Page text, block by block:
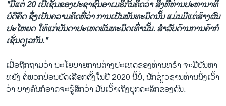
"ມີ​ແຕ່ 20 ເປີ​ເຊັນ​ຂອງ​ປະ​ຊາ​ຊົນ​ອາ​ເມ​ຣິ​ກັນຄິດ​ວ່າ ສິ່ງ​ທີ່​ທ່ານ​ປະ​ທາ​ນາ​ທິ​
ບໍ​ດີ​ຄິດ ຊຶ່ງເປັນ​ຄວາມ​ຄິດທີ່​ວ່າ ການ​ເປັນ​ພັນ​ທະ​ມິດນັ້ນ ແມ່ນ​ມີ​ແຕ່ສ້າງຜົນ​
ປະ​ໂຫຍດ ໃຫ້ແກ່ບັນ​ດາ​ປະ​ເທດ​ພັນ​ທະ​ມິດ​ເທົ່າ​ນັ້ນ. ສຳ​ລັບ​ດ້ານການ​ຄ້າ​ກໍ​
ເຊັ່ນ​ດຽວກັນ."
​ເມື່ອ​ຖືກ​ຖາມ​ວ່າ ນະ​ໂຍ​ບາຍ​ການ​ຕ່າງ​ປະ​ເທດ​ຂອງ​ທ່ານ​ທ​ຣຳ ຈະມີ​ບັນ​ຫາ
ຫຍັງ ຕໍ່​ພວກ​ປ່ອນ​ບັດ​ເລືອກ​ຕັ້ງ​ໃນ​ປີ 2020 ນີ້​ບໍ່, ນັກ​ຊ່ຽວ​ຊານ​ທ່ານ​ນຶ່ງ​ເວົ້າ​
ວ່າ ບາງຄົນ​ກໍ​ອາດ​ຈະ​ຮູ້​ສຶກວ່າ ມັນເວົ້າ​ເຖິງ​ບຸກ​ຄະ​ລິກ​ຂອງຄົນ.